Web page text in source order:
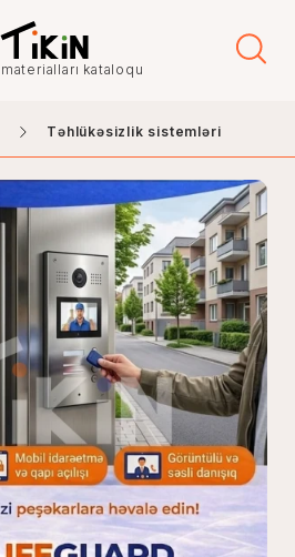
kataloqu
Təhlükəsizlik sistemləri